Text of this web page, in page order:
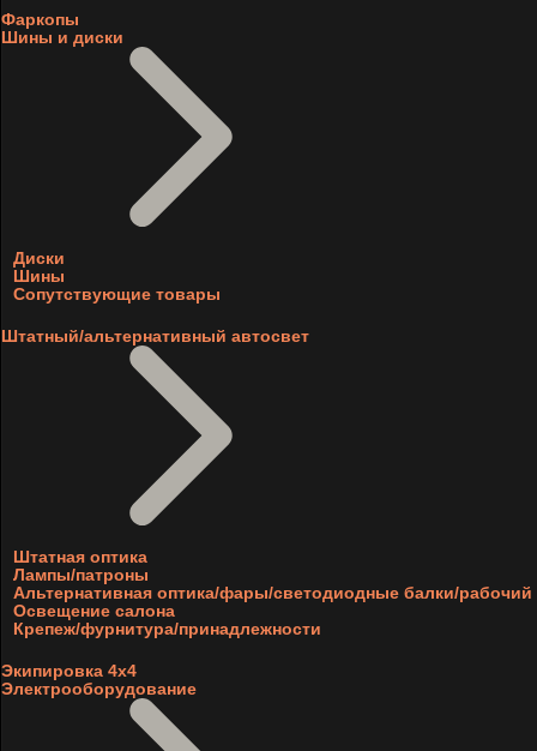
Фаркопы
Шины и диски
Диски
Шины
Сопутствующие товары
Штатный/альтернативный автосвет
Штатная оптика
Лампы/патроны
Альтернативная оптика/фары/светодиодные балки/рабочий
Освещение салона
Крепеж/фурнитура/принадлежности
Экипировка 4х4
Электрооборудование